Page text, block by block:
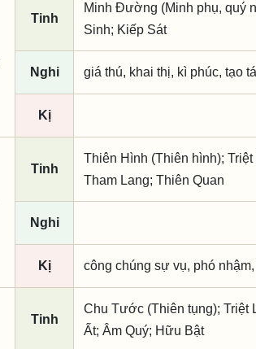
Tinh
Minh Đường (Minh phụ, quý
Sinh; Kiếp Sát
Nghi giá thú, khai thị, kì phúc, tạo
Kị
Tinh
Thiên Hình (Thiên hình);
Tham Lang; Thiên Quan
Nghi
Kị công chúng sự vụ, phó
Tinh
Chu Tước (Thiên tụng); Triệt
Ất; Âm Quý; Hữu Bật